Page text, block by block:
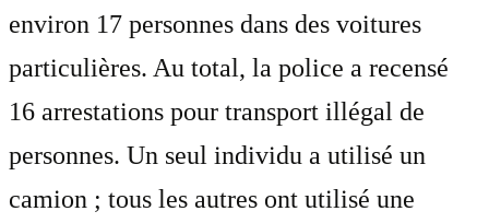
environ 17 personnes dans des voitures
particulières. Au total, la police a recensé
16 arrestations pour transport illégal de
personnes. Un seul individu a utilisé un
camion ; tous les autres ont utilisé une